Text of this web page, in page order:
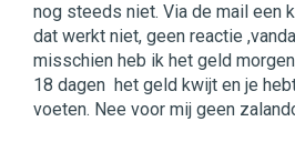
nog steeds niet. Via de mail een
dat werkt niet, geen reactie
misschien heb ik het geld
18 dagen het geld kwijt en je
voeten. Nee voor mij geen